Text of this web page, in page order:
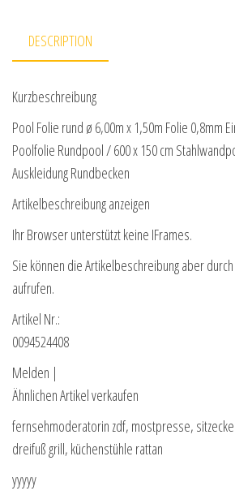
DESCRIPTION
Kurzbeschreibung
Pool Folie rund ø 6,00m x 1,50m Folie 0,8mm
Poolfolie Rundpool / 600 x 150 cm
Auskleidung Rundbecken
Artikelbeschreibung anzeigen
Ihr Browser unterstützt keine IFrames.
Sie können die Artikelbeschreibung aber
aufrufen.
Artikel Nr.:
0094524408
Melden |
Ähnlichen Artikel verkaufen
fernsehmoderatorin zdf, mostpresse,
dreifuß grill, küchenstühle rattan
yyyyy